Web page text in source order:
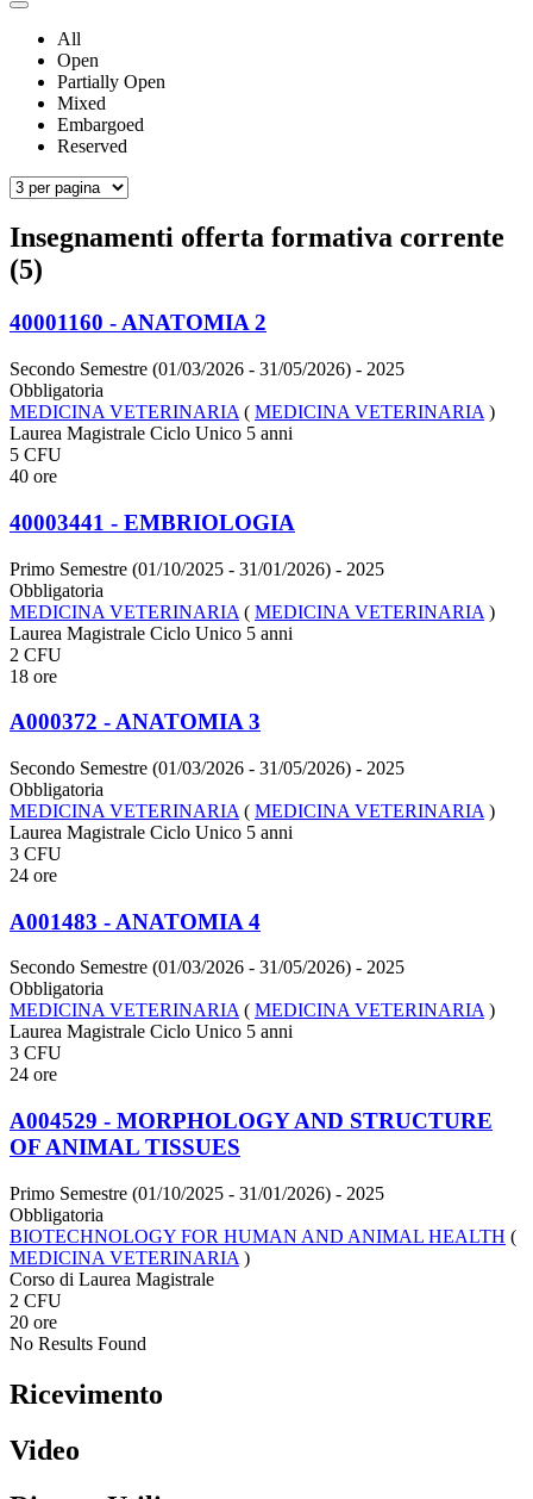
All
Open
Partially Open
Mixed
Embargoed
Reserved
Insegnamenti offerta formativa corrente
(5)
40001160 - ANATOMIA 2
Secondo Semestre (01/03/2026 - 31/05/2026) - 2025
Obbligatoria
MEDICINA VETERINARIA ( MEDICINA VETERINARIA )
Laurea Magistrale Ciclo Unico 5 anni
5 CFU
40 ore
40003441 - EMBRIOLOGIA
Primo Semestre (01/10/2025 - 31/01/2026) - 2025
Obbligatoria
MEDICINA VETERINARIA ( MEDICINA VETERINARIA )
Laurea Magistrale Ciclo Unico 5 anni
2 CFU
18 ore
A000372 - ANATOMIA 3
Secondo Semestre (01/03/2026 - 31/05/2026) - 2025
Obbligatoria
MEDICINA VETERINARIA ( MEDICINA VETERINARIA )
Laurea Magistrale Ciclo Unico 5 anni
3 CFU
24 ore
A001483 - ANATOMIA 4
Secondo Semestre (01/03/2026 - 31/05/2026) - 2025
Obbligatoria
MEDICINA VETERINARIA ( MEDICINA VETERINARIA )
Laurea Magistrale Ciclo Unico 5 anni
3 CFU
24 ore
A004529 - MORPHOLOGY AND STRUCTURE
OF ANIMAL TISSUES
Primo Semestre (01/10/2025 - 31/01/2026) - 2025
Obbligatoria
BIOTECHNOLOGY FOR HUMAN AND ANIMAL HEALTH (
MEDICINA VETERINARIA )
Corso di Laurea Magistrale
2 CFU
20 ore
No Results Found
Ricevimento
Video